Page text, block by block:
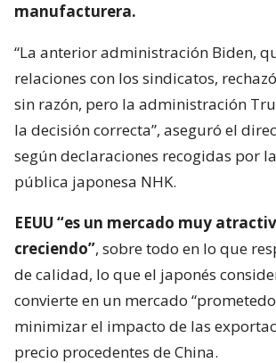
manufacturera.
“La anterior administración Biden,
relaciones con los sindicatos,
sin razón, pero la administración
la decisión correcta”, aseguró el
según declaraciones recogidas por
pública japonesa NHK.
EEUU “es un mercado muy
creciendo”, sobre todo en lo que
de calidad, lo que el japonés
convierte en un mercado
minimizar el impacto de las
precio procedentes de China.